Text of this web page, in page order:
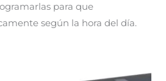
para que
según la hora del día.